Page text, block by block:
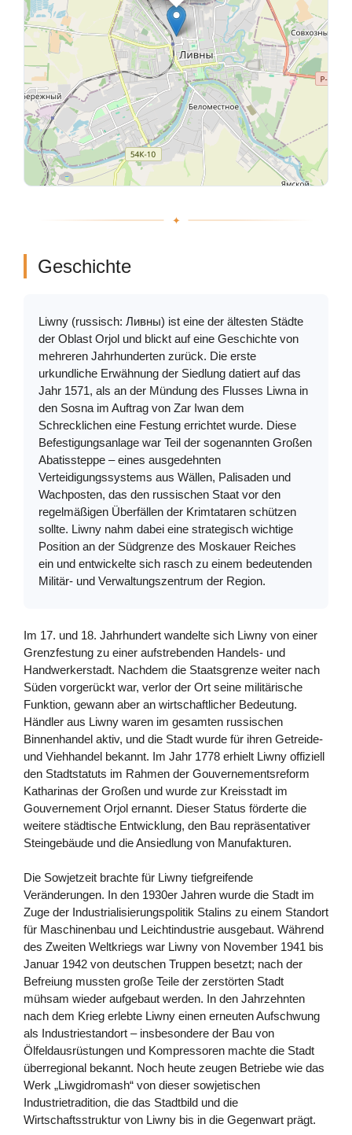
Geschichte
Liwny (russisch: Ливны) ist eine der ältesten Städte
der Oblast Orjol und blickt auf eine Geschichte von
mehreren Jahrhunderten zurück. Die erste
urkundliche Erwähnung der Siedlung datiert auf das
Jahr 1571, als an der Mündung des Flusses Liwna in
den Sosna im Auftrag von Zar Iwan dem
Schrecklichen eine Festung errichtet wurde. Diese
Befestigungsanlage war Teil der sogenannten Großen
Abatissteppe – eines ausgedehnten
Verteidigungssystems aus Wällen, Palisaden und
Wachposten, das den russischen Staat vor den
regelmäßigen Überfällen der Krimtataren schützen
sollte. Liwny nahm dabei eine strategisch wichtige
Position an der Südgrenze des Moskauer Reiches
ein und entwickelte sich rasch zu einem bedeutenden
Militär- und Verwaltungszentrum der Region.
Im 17. und 18. Jahrhundert wandelte sich Liwny von einer
Grenzfestung zu einer aufstrebenden Handels- und
Handwerkerstadt. Nachdem die Staatsgrenze weiter nach
Süden vorgerückt war, verlor der Ort seine militärische
Funktion, gewann aber an wirtschaftlicher Bedeutung.
Händler aus Liwny waren im gesamten russischen
Binnenhandel aktiv, und die Stadt wurde für ihren Getreide-
und Viehhandel bekannt. Im Jahr 1778 erhielt Liwny offiziell
den Stadtstatuts im Rahmen der Gouvernementsreform
Katharinas der Großen und wurde zur Kreisstadt im
Gouvernement Orjol ernannt. Dieser Status förderte die
weitere städtische Entwicklung, den Bau repräsentativer
Steingebäude und die Ansiedlung von Manufakturen.
Die Sowjetzeit brachte für Liwny tiefgreifende
Veränderungen. In den 1930er Jahren wurde die Stadt im
Zuge der Industrialisierungspolitik Stalins zu einem Standort
für Maschinenbau und Leichtindustrie ausgebaut. Während
des Zweiten Weltkriegs war Liwny von November 1941 bis
Januar 1942 von deutschen Truppen besetzt; nach der
Befreiung mussten große Teile der zerstörten Stadt
mühsam wieder aufgebaut werden. In den Jahrzehnten
nach dem Krieg erlebte Liwny einen erneuten Aufschwung
als Industriestandort – insbesondere der Bau von
Ölfeldausrüstungen und Kompressoren machte die Stadt
überregional bekannt. Noch heute zeugen Betriebe wie das
Werk „Liwgidromash“ von dieser sowjetischen
Industrietradition, die das Stadtbild und die
Wirtschaftsstruktur von Liwny bis in die Gegenwart prägt.